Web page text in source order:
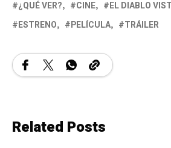
¿QUÉ VER? CINE
EL DIABLO
ESTRENO
PELÍCULA TRÁILER
Related Posts